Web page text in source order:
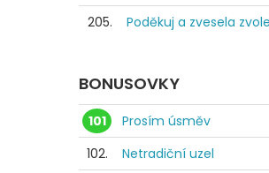
205.
Poděkuj a zvesela
BONUSOVKY
101 Prosím úsměv
102.
Netradiční uzel